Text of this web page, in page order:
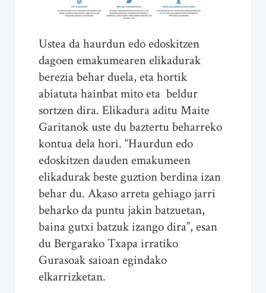
Ustea da haurdun edo edoskitzen
dagoen emakumearen elikadurak
berezia behar duela, eta hortik
abiatuta hainbat mito eta beldur
sortzen dira. Elikadura aditu Maite
Garitanok uste du baztertu beharreko
kontua dela hori. “Haurdun edo
edoskitzen dauden emakumeen
elikadurak beste guztion berdina izan
behar du. Akaso arreta gehiago jarri
beharko da puntu jakin batzuetan,
baina gutxi batzuk izango dira”, esan
du Bergarako Txapa irratiko
Gurasoak saioan egindako
elkarrizketan.